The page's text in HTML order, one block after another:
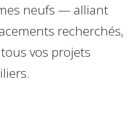
neufs — alliant
recherchés,
vos projets